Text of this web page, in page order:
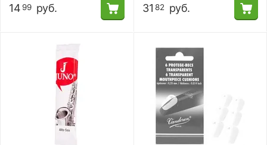
14 99 руб. 31 82 руб.